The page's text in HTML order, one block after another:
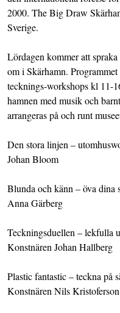
2000. The Big Draw
Sverige.
Lördagen kommer att
om i Skärhamn.
tecknings-workshops kl 11-
hamnen med musik och
arrangeras på och runt
Den stora linjen –
Johan Bloom
Blunda och känn – öva dina
Anna Gärberg
Teckningsduellen – lekfulla
Konstnären Johan Hallberg
Plastic fantastic – teckna på
Konstnären Nils Kristoferson